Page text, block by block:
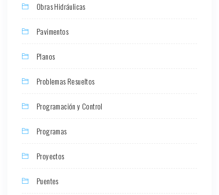
Obras Hidráulicas
Pavimentos
Planos
Problemas Resueltos
Programación y Control
Programas
Proyectos
Puentes